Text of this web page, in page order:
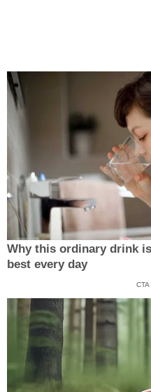
Why this ordinary drink
best every day